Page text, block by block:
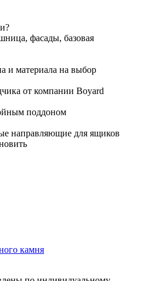
фасады, базовая
и материала на выбор
от компании Boyard
поддоном
направляющие для ящиков
камня